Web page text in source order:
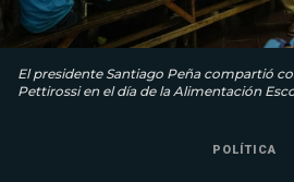
El presidente Santiago Peña compartió
Pettirossi en el día de la Alimentación
POLÍTICA